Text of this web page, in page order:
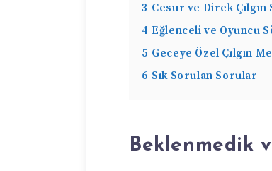
3 Cesur ve Direk Çılgın
4 Eğlenceli ve Oyuncu
5 Geceye Özel Çılgın
6 Sık Sorulan Sorular
Beklenmedik